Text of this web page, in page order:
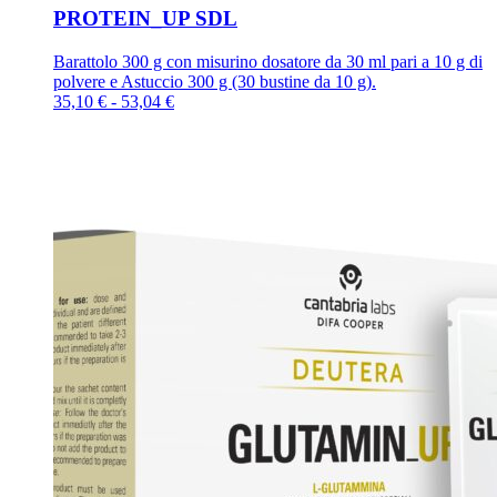
PROTEIN_UP SDL
Barattolo 300 g con misurino dosatore da 30 ml pari a 10 g di
polvere e Astuccio 300 g (30 bustine da 10 g).
35,10 € - 53,04 €Fascia